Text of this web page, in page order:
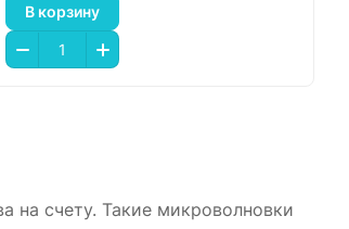
В корзину
на счету. Такие микроволновки